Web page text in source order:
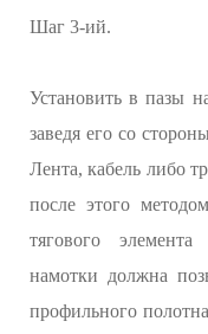
Шаг 3-ий.
Установить в пазы
заведя его со
Лента, кабель либо
после этого
тягового
намотки должна
профильного